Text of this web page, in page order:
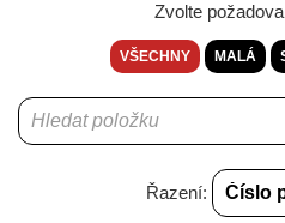
Zvolte
VŠECHNY MALÁ
Řazení: